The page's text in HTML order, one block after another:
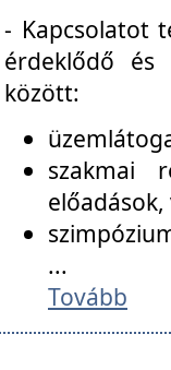
- Kapcsolatot
érdeklődő és
között:
szakmai
...
Tovább